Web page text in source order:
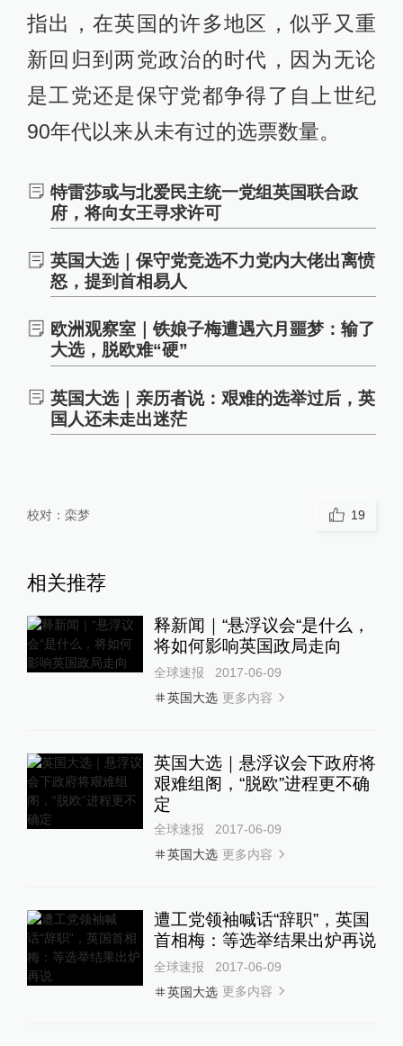
指出，在英国的许多地区，似乎又重
新回归到两党政治的时代，因为无论
是工党还是保守党都争得了自上世纪
90年代以来从未有过的选票数量。
特雷莎或与北爱民主统一党组英国联合政
府，将向女王寻求许可
英国大选｜保守党竞选不力党内大佬出离愤
怒，提到首相易人
欧洲观察室｜铁娘子梅遭遇六月噩梦：输了
大选，脱欧难“硬”
英国大选｜亲历者说：艰难的选举过后，英
国人还未走出迷茫
校对： 栾梦 19
相关推荐
释新闻｜“悬浮议会“是什么，
将如何影响英国政局走向
全球速报
2017-06-09
英国大选 更多内容
英国大选｜悬浮议会下政府将
艰难组阁，“脱欧”进程更不确
定
全球速报
2017-06-09
英国大选 更多内容
遭工党领袖喊话“辞职”，英国
首相梅：等选举结果出炉再说
全球速报
2017-06-09
英国大选 更多内容